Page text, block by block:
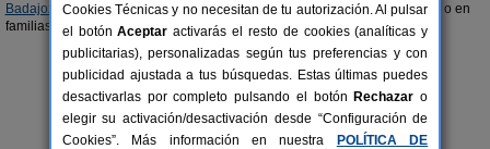
Badajoz
. Reserva online y prepárate para disfrutar en pareja, con amigos o en
familias de las vacaciones que os merecéis.
Cookies Técnicas y no necesitan de tu autorización. Al pulsar
el botónAceptar activarás el resto de cookies (analíticas y
publicitarias), personalizadas según tus preferencias y con
publicidad ajustada a tus búsquedas. Estas últimas puedes
desactivarlas por completo pulsando el botón Rechazar o
elegir su activación/desactivación desde “Configuración de
Cookies”. Más información en nuestra
POLÍTICA DE